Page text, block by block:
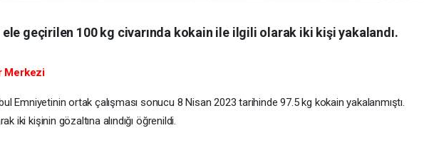
geçirilen 100 kg civarında kokain ile ilgili olarak iki kişi yakalandı.
Merkezi
Emniyetinin ortak çalışması sonucu 8 Nisan 2023 tarihinde 97.5 kg kokain yakalanmıştı.
iki kişinin gözaltına alındığı öğrenildi.